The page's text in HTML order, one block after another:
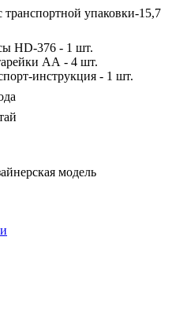
транспортной упаковки-15,7
HD-376 - 1 шт.
АА - 4 шт.
инструкция - 1 шт.
модель